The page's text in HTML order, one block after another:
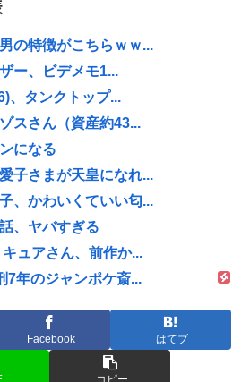
の特徴がこちらｗｗ...
ー、ビデメモ1...
、タンクトップ...
スさん（資産約43...
になる
子さまが天皇になれ...
、かわいくていい匂...
、ヤバすぎる
キュアさん、前作か...
7年のジャンポケ斎...
Facebook はてブ
コピー